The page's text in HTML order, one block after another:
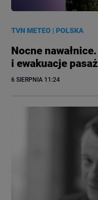
TVN METEO |POLSKA
Nocne
i ewakuacje
6 SIERPNIA 11:24